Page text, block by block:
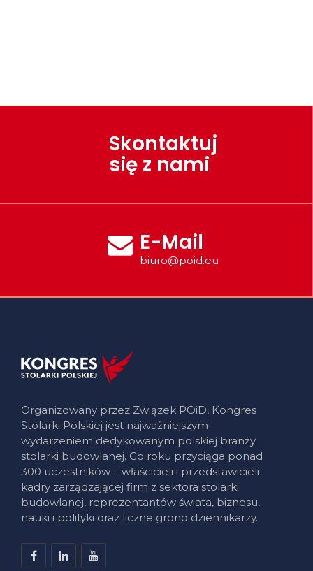
Skontaktuj
się z nami
E-Mail
biuro@poid.eu
Organizowany przez Związek POiD, Kongres
Stolarki Polskiej jest najważniejszym
wydarzeniem dedykowanym polskiej branży
stolarki budowlanej. Co roku przyciąga ponad
300 uczestników – właścicieli i przedstawicieli
kadry zarządzającej firm z sektora stolarki
budowlanej, reprezentantów świata, biznesu,
nauki i polityki oraz liczne grono dziennikarzy.